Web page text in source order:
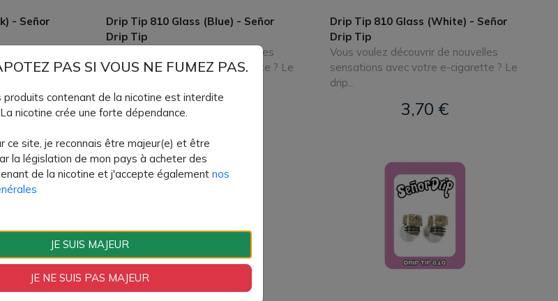
- Señor
? Le
Drip Tip 810 Glass (Blue) - Señor
Drip Tip
Vous voulez découvrir de nouvelles
sensations avec votre e-cigarette ? Le
3,70 €
Drip Tip 810 Glass (White) - Señor
Drip Tip
Vous voulez découvrir de nouvelles
sensations avec votre e-cigarette ? Le
drip...
3,70 €
PAS SI VOUS NE FUMEZ PAS.
produits contenant de la nicotine est interdite
nicotine crée une forte dépendance.
ce site, je reconnais être majeur(e) et être
la législation de mon pays à acheter des
de la nicotine et j'accepte également nos
JE SUIS MAJEUR
JE NE SUIS PAS MAJEUR